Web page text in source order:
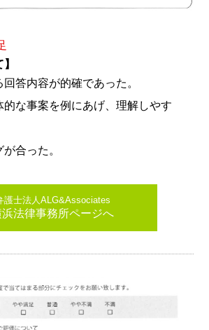
回答内容が的確であった。
的な事案を例にあげ、理解しやす
合った。
護士法人ALG&Associates
浜法律事務所ページへ